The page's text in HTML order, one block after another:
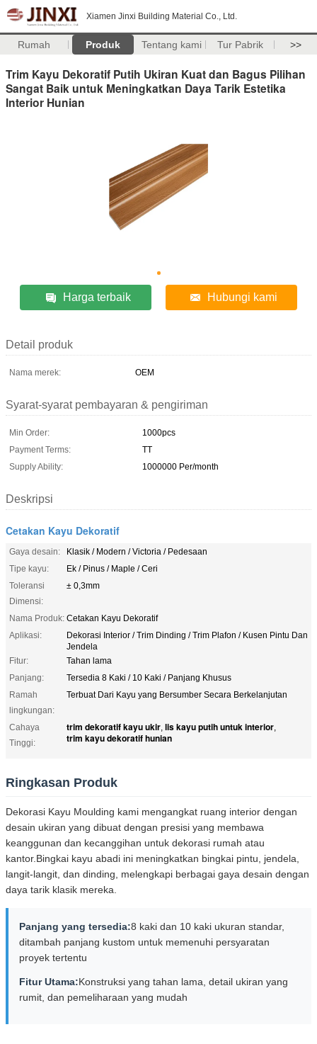
Xiamen Jinxi Building Material Co., Ltd.
Rumah Produk Tentang kami Tur Pabrik >>
Trim Kayu Dekoratif Putih Ukiran Kuat dan Bagus Pilihan
Sangat Baik untuk Meningkatkan Daya Tarik Estetika
Interior Hunian
Harga terbaik Hubungi kami
Detail produk
Nama merek: OEM
Syarat-syarat pembayaran & pengiriman
Min Order:
1000pcs
Payment Terms:
TT
Supply Ability:
1000000 Per/month
Deskripsi
Cetakan Kayu Dekoratif
Gaya desain:
Klasik / Modern / Victoria / Pedesaan
Tipe kayu:
Ek / Pinus / Maple / Ceri
Toleransi
Dimensi:
± 0,3mm
Nama Produk: Cetakan Kayu Dekoratif
Aplikasi:
Dekorasi Interior / Trim Dinding / Trim Plafon / Kusen Pintu Dan
Jendela
Fitur:
Tahan lama
Panjang:
Tersedia 8 Kaki / 10 Kaki / Panjang Khusus
Ramah
lingkungan:
Terbuat Dari Kayu yang Bersumber Secara Berkelanjutan
Cahaya
Tinggi:
trim dekoratif kayu ukir, lis kayu putih untuk interior,
trim kayu dekoratif hunian
Ringkasan Produk
Dekorasi Kayu Moulding kami mengangkat ruang interior dengan
desain ukiran yang dibuat dengan presisi yang membawa
keanggunan dan kecanggihan untuk dekorasi rumah atau
kantor.Bingkai kayu abadi ini meningkatkan bingkai pintu, jendela,
langit-langit, dan dinding, melengkapi berbagai gaya desain dengan
daya tarik klasik mereka.
Panjang yang tersedia:8 kaki dan 10 kaki ukuran standar,
ditambah panjang kustom untuk memenuhi persyaratan
proyek tertentu
Fitur Utama:Konstruksi yang tahan lama, detail ukiran yang
rumit, dan pemeliharaan yang mudah